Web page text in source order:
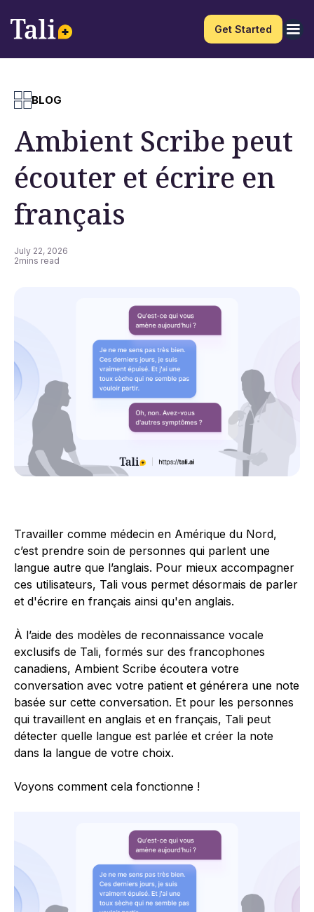
Get Started
BLOG
Ambient Scribe peut
écouter et écrire en
français
July 22, 2026
2mins read
Travailler comme médecin en Amérique du Nord,
c’est prendre soin de personnes qui parlent une
langue autre que l’anglais. Pour mieux accompagner
ces utilisateurs, Tali vous permet désormais de parler
et d'écrire en français ainsi qu'en anglais.
À l’aide des modèles de reconnaissance vocale
exclusifs de Tali, formés sur des francophones
canadiens, Ambient Scribe écoutera votre
conversation avec votre patient et générera une note
basée sur cette conversation. Et pour les personnes
qui travaillent en anglais et en français, Tali peut
détecter quelle langue est parlée et créer la note
dans la langue de votre choix.
Voyons comment cela fonctionne !